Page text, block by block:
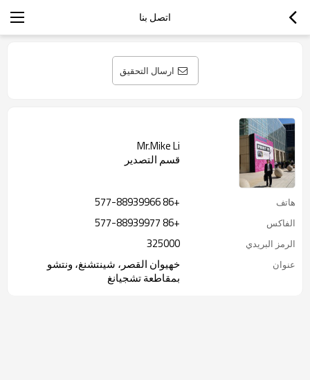
اتصل بنا
ارسال التحقيق
Mr.Mike Li
قسم التصدير
هاتف +86 577-88939966
الفاكس +86 577-88939977
الرمز البريدي 325000
عنوان
خهيوان القصر، شينتشنغ، ونتشو
بمقاطعة تشجيانغ